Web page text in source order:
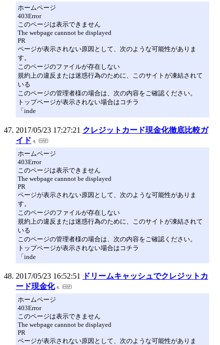
ホームページ
403Error
このページは表示できません
The webpage cannnot be displayed
PR
ページが表示されない原因として、次のような可能性がありま
す。
このページのファイルが存在しない
規約上の違反または迷惑行為のために、このサイトが凍結されて
いる
このページの管理者様の場合は、次の内容をご確認ください。
トップページが表示されない場合はコチラ
「inde
2017/05/23 17:27:21 クレジットカード現金化徹底比較ガ
イド
ホームページ
403Error
このページは表示できません
The webpage cannnot be displayed
PR
ページが表示されない原因として、次のような可能性がありま
す。
このページのファイルが存在しない
規約上の違反または迷惑行為のために、このサイトが凍結されて
いる
このページの管理者様の場合は、次の内容をご確認ください。
トップページが表示されない場合はコチラ
「inde
2017/05/23 16:52:51
ドリームキャッシュでクレジットカ
ード現金化
ホームページ
403Error
このページは表示できません
The webpage cannnot be displayed
PR
ページが表示されない原因として、次のような可能性がありま